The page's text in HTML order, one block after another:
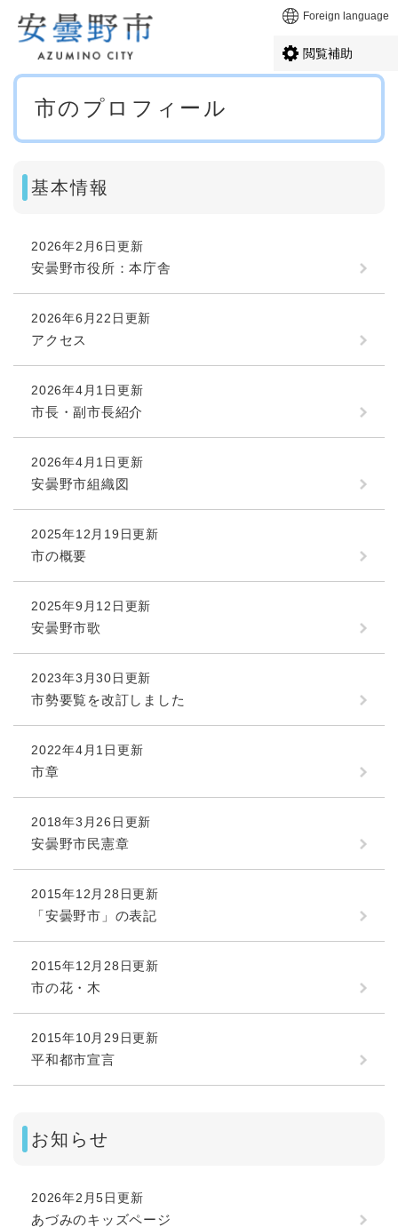
メニューを飛ばして本文へ Foreign language
閲覧補助
本
市のプロフィール
基本情報
2026年2月6日更新
安曇野市役所：本庁舎
2026年6月22日更新
アクセス
2026年4月1日更新
市長・副市長紹介
2026年4月1日更新
安曇野市組織図
2025年12月19日更新
市の概要
2025年9月12日更新
安曇野市歌
2023年3月30日更新
市勢要覧を改訂しました
2022年4月1日更新
市章
2018年3月26日更新
安曇野市民憲章
2015年12月28日更新
「安曇野市」の表記
2015年12月28日更新
市の花・木
2015年10月29日更新
平和都市宣言
お知らせ
2026年2月5日更新
あづみのキッズページ